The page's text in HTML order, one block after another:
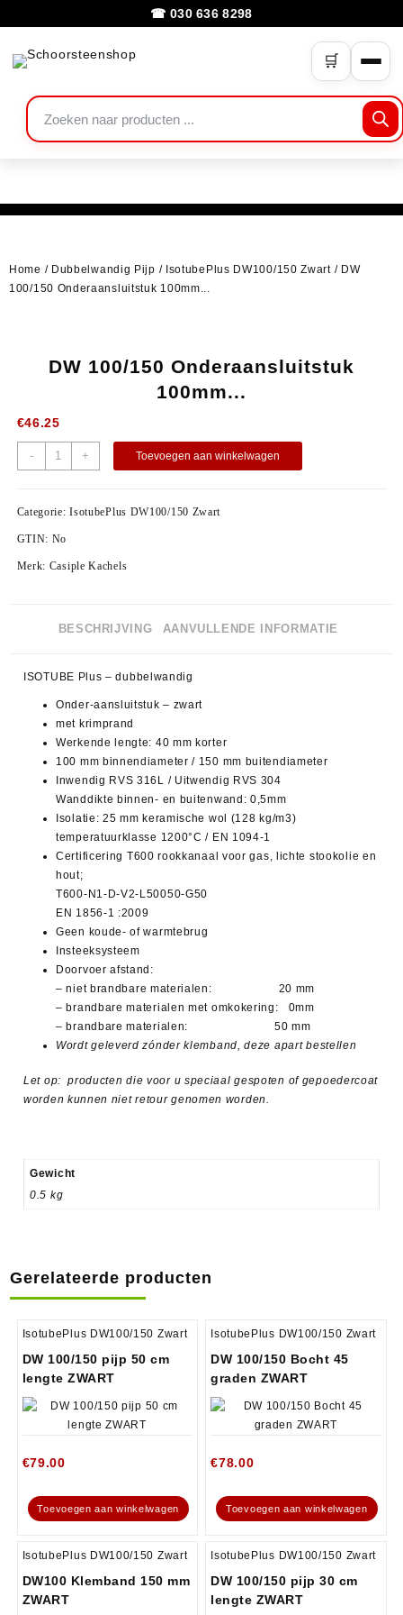
☎ 030 636 8298
🛒
Home / Dubbelwandig Pijp / IsotubePlus DW100/150 Zwart/ DW
100/150 Onderaansluitstuk 100mm...
DW 100/150 Onderaansluitstuk
100mm...
€46.25
- + Toevoegen aan winkelwagen
Categorie:IsotubePlus DW100/150 Zwart
GTIN: No
Merk: Casiple Kachels
BESCHRIJVING AANVULLENDE INFORMATIE
ISOTUBE Plus – dubbelwandig
Onder-aansluitstuk – zwart
met krimprand
Werkende lengte: 40 mm korter
100 mm binnendiameter / 150 mm buitendiameter
Inwendig RVS 316L / Uitwendig RVS 304
Wanddikte binnen- en buitenwand: 0,5mm
Isolatie: 25 mm keramische wol (128 kg/m3)
temperatuurklasse 1200°C / EN 1094-1
Certificering T600 rookkanaal voor gas, lichte stookolie en
hout;
T600-N1-D-V2-L50050-G50
EN 1856-1 :2009
Geen koude- of warmtebrug
Insteeksysteem
Doorvoer afstand:
– niet brandbare materialen: 20 mm
– brandbare materialen met omkokering: 0mm
– brandbare materialen: 50 mm
Wordt geleverd zónder klemband, deze apart bestellen
Let op: producten die voor u speciaal gespoten of gepoedercoat
worden kunnen niet retour genomen worden.
Gewicht
0.5 kg
Gerelateerde producten
IsotubePlus DW100/150 Zwart
DW 100/150 pijp 50 cm
lengte ZWART
€79.00
Toevoegen aan winkelwagen
IsotubePlus DW100/150 Zwart
DW 100/150 Bocht 45
graden ZWART
€78.00
Toevoegen aan winkelwagen
IsotubePlus DW100/150 Zwart
DW100 Klemband 150 mm
ZWART
IsotubePlus DW100/150 Zwart
DW 100/150 pijp 30 cm
lengte ZWART